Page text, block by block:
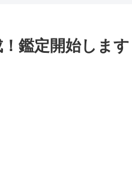
鑑定開始します